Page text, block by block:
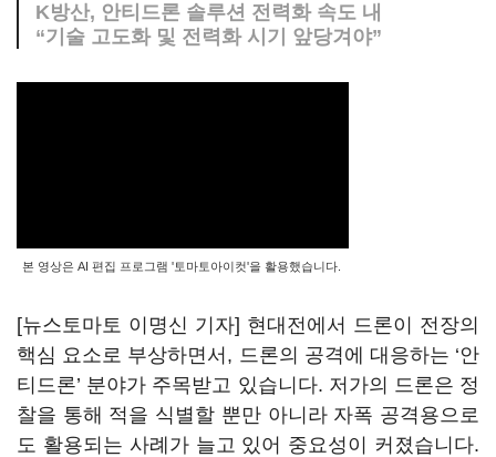
K방산, 안티드론 솔루션 전력화 속도 내
“기술 고도화 및 전력화 시기 앞당겨야”
본 영상은 AI 편집 프로그램 '토마토아이컷'을 활용했습니다.
[뉴스토마토 이명신 기자] 현대전에서 드론이 전장의
핵심 요소로 부상하면서, 드론의 공격에 대응하는 ‘안
티드론’ 분야가 주목받고 있습니다. 저가의 드론은 정
찰을 통해 적을 식별할 뿐만 아니라 자폭 공격용으로
도 활용되는 사례가 늘고 있어 중요성이 커졌습니다.